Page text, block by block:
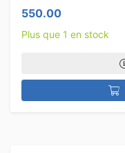
550.00
Plus que 1 en stock